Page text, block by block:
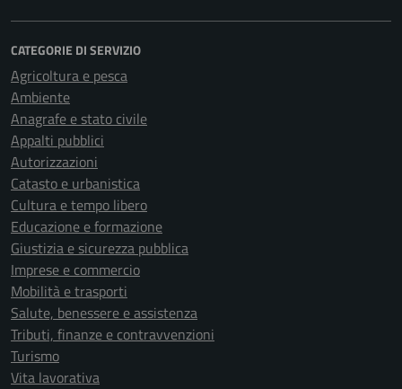
CATEGORIE DI SERVIZIO
Agricoltura e pesca
Ambiente
Anagrafe e stato civile
Appalti pubblici
Autorizzazioni
Catasto e urbanistica
Cultura e tempo libero
Educazione e formazione
Giustizia e sicurezza pubblica
Imprese e commercio
Mobilità e trasporti
Salute, benessere e assistenza
Tributi, finanze e contravvenzioni
Turismo
Vita lavorativa